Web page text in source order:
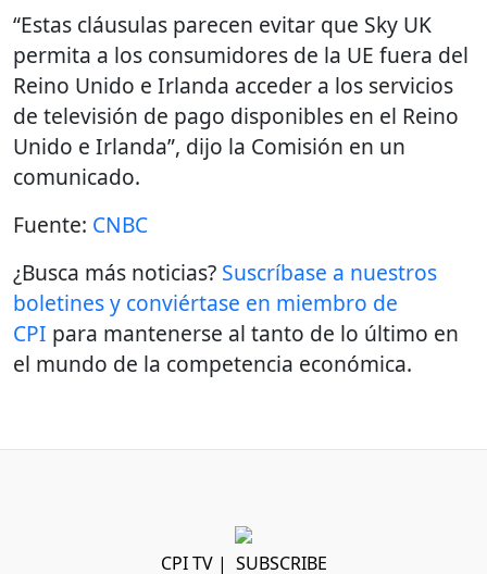
“Estas cláusulas parecen evitar que Sky UK
permita a los consumidores de la UE fuera del
Reino Unido e Irlanda acceder a los servicios
de televisión de pago disponibles en el Reino
Unido e Irlanda”, dijo la Comisión en un
comunicado.
Fuente: CNBC
¿Busca más noticias? Suscríbase a nuestros
boletines y conviértase en miembro de
CPI para mantenerse al tanto de lo último en
el mundo de la competencia económica.
CPI TV| SUBSCRIBE